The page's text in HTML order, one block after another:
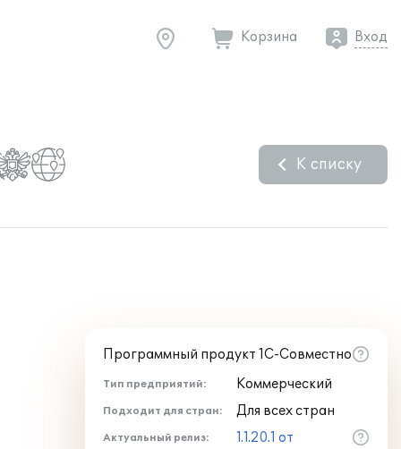
Корзина Вход
К списку
Программный продукт 1С-Совместно
Тип предприятий: Коммерческий
Подходит для стран: Для всех стран
Актуальный релиз:
1.1.20.1 от